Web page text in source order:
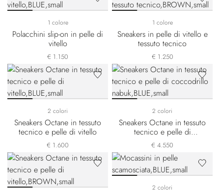
1 colore
Polacchini slip-on in pelle di
vitello
€ 1.150
1 colore
Sneakers in pelle di vitello e
tessuto tecnico
€ 1.250
2 colori
Sneakers Octane in tessuto
tecnico e pelle di vitello
€ 1.600
2 colori
Sneakers Octane in tessuto
tecnico e pelle di
coccodrillo nabuk
€ 4.550
2 colori